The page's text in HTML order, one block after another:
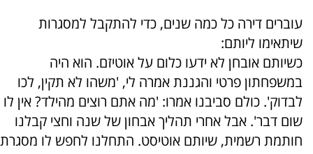
עוברים דירה כל כמה שנים, כדי להתקבל למסגרות
שיתאימו ליותם:
כשיותם אובחן לא ידעו כלום על אוטיזם. הוא היה
במשפחתון פרטי והגננת אמרה לי, 'משהו לא תקין, לכו
לבדוק'. כולם סביבנו אמרו: 'מה אתם רוצים מהילד? אין לו
שום דבר'. אבל אחרי תהליך אבחון של שנה וחצי קבלנו
חותמת רשמית, שיותם אוטיסט. התחלנו לחפש לו מסגרת